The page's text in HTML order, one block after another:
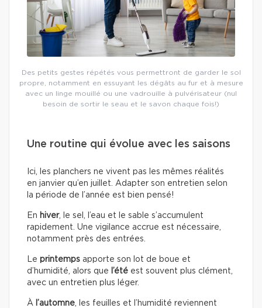
Des petits gestes répétés vous permettront de garder le sol
propre, notamment en essuyant les dégâts au fur et à mesure
avec un linge mouillé ou une vadrouille à pulvérisateur (nul
besoin de sortir le seau et le savon chaque fois!)
Une routine qui évolue avec les saisons
Ici, les planchers ne vivent pas les mêmes réalités
en janvier qu’en juillet. Adapter son entretien selon
la période de l’année est bien pensé!
En hiver, le sel, l’eau et le sable s’accumulent
rapidement. Une vigilance accrue est nécessaire,
notamment près des entrées.
Le printemps apporte son lot de boue et
d’humidité, alors que l’été est souvent plus clément,
avec un entretien plus léger.
À l’automne , les feuilles et l’humidité reviennent